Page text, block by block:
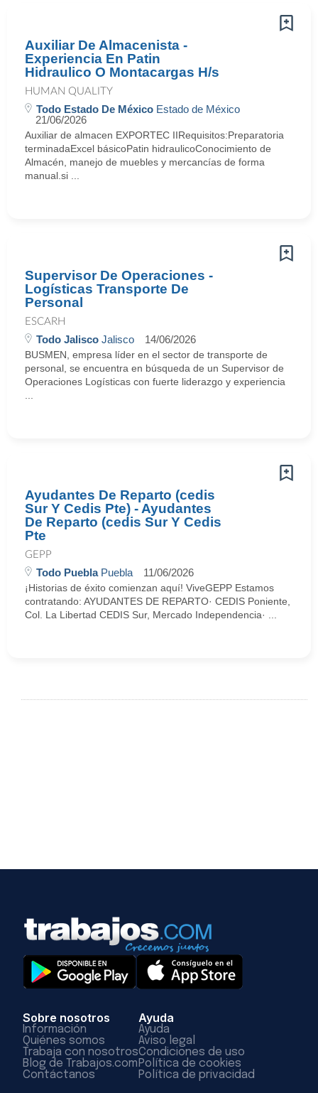
Auxiliar De Almacenista -
Experiencia En Patin
Hidraulico O Montacargas H/s
HUMAN QUALITY
Todo Estado De México Estado de México
21/06/2026
Auxiliar de almacen EXPORTEC IIRequisitos:Preparatoria
terminadaExcel básicoPatin hidraulicoConocimiento de
Almacén, manejo de muebles y mercancías de forma
manual.si ...
Supervisor De Operaciones -
Logísticas Transporte De
Personal
ESCARH
Todo Jalisco Jalisco 14/06/2026
BUSMEN, empresa líder en el sector de transporte de
personal, se encuentra en búsqueda de un Supervisor de
Operaciones Logísticas con fuerte liderazgo y experiencia
Ayudantes De Reparto (cedis
Sur Y Cedis Pte) - Ayudantes
De Reparto (cedis Sur Y Cedis
Pte
GEPP
Todo PueblaPuebla 11/06/2026
¡Historias de éxito comienzan aquí! ViveGEPP Estamos
contratando: AYUDANTES DE REPARTO· CEDIS Poniente,
Col. La Libertad CEDIS Sur, Mercado Independencia· ...
Sobre nosotros
Información
Quiénes somos
Trabaja con nosotros
Blog de Trabajos.com
Contáctanos
Ayuda
Ayuda
Aviso legal
Condiciones de uso
Política de cookies
Política de privacidad